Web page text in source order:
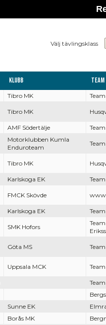
Välj tävlingsklass
Klubb Team
Tibro MK
Tibro MK
AMF Södertälje
Motorklubben Kumla
Enduroteam
Tibro MK
Karlskoga EK
FMCK Skövde
Karlskoga EK
SMK Hofors
Göta MS
Uppsala MCK
Sunne EK
Borås MK